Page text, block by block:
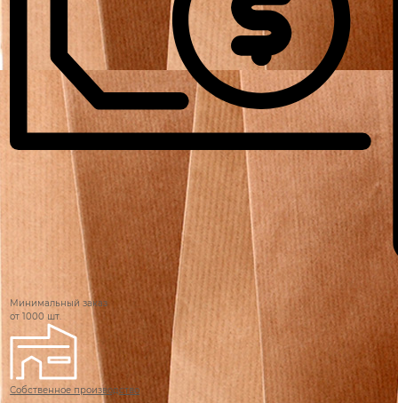
Минимальный заказ
от 1000 шт.
Собственное производство